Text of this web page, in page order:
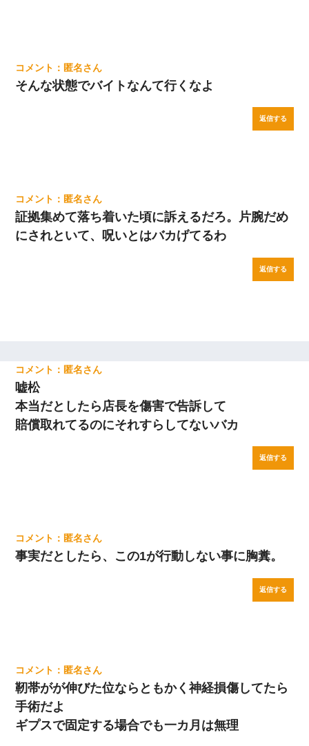
匿名
そんな状態でバイトなんて行くなよ
返信する
匿名
証拠集めて落ち着いた頃に訴えるだろ。片腕だめ
にされといて、呪いとはバカげてるわ
返信する
匿名
嘘松
本当だとしたら店長を傷害で告訴して
賠償取れてるのにそれすらしてないバカ
返信する
匿名
事実だとしたら、この1が行動しない事に胸糞。
返信する
匿名
靭帯がが伸びた位ならともかく神経損傷してたら
手術だよ
ギプスで固定する場合でも一カ月は無理